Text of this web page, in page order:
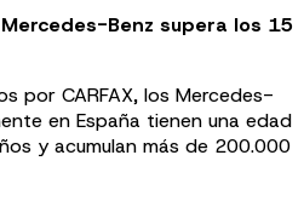
Benz supera los 15
por CARFAX, los Mercedes-
en España tienen una edad
y acumulan más de 200.000